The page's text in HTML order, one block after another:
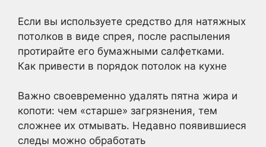
Если вы используете средство для натяжных
потолков в виде спрея, после распыления
протирайте его бумажными салфетками.
Как привести в порядок потолок на кухне
Важно своевременно удалять пятна жира и
копоти: чем «старше» загрязнения, тем
сложнее их отмывать. Недавно появившиеся
следы можно обработать